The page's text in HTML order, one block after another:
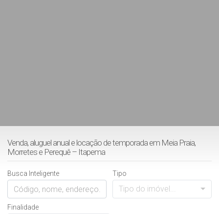
Venda, aluguel anual e locação de temporada em Meia Praia,
Morretes e Perequê – Itapema
Busca Inteligente Tipo
Tipo do imóvel...
Finalidade